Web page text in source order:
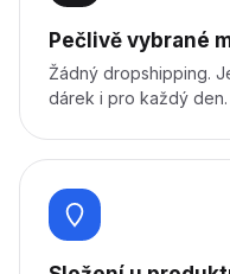
Pečlivě vybrané
Žádný dropshipping.
dárek i pro každý den.